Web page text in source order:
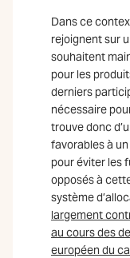
Dans ce
rejoignent sur
souhaitent
pour les
derniers
nécessaire
trouve donc
favorables à
pour éviter les
opposés à
système
largement
au cours des
européen du